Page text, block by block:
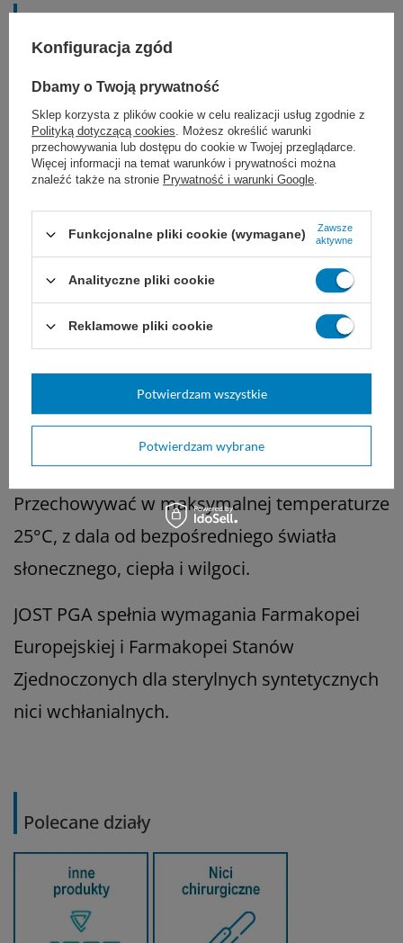
gdy potrzebne jest długie, długotrwałe
lub trwałe przybliżenie tkanek
w chirurgii sercowo-naczyniowej i
neurochirurgii
u pacjentów uczulonych na niektóre
składniki szwu
pacjenta, wielkości uszkodzonej tkanki i rany,
a także od wybranej techniki i doświadczenia
Przechowywać w maksymalnej temperaturze
25°C, z dala od bezpośredniego światła
słonecznego, ciepła i wilgoci.
JOST PGA spełnia wymagania Farmakopei
Europejskiej i Farmakopei Stanów
Zjednoczonych dla sterylnych syntetycznych
nici wchłanialnych.
Polecane działy
Konfiguracja zgód
Dbamy o Twoją prywatność
Sklep korzysta z plików cookie w celu realizacji usług zgodnie z
Polityką dotyczącą cookies. Możesz określić warunki
przechowywania lub dostępu do cookie w Twojej przeglądarce.
Więcej informacji na temat warunków i prywatności można
znaleźć także na stronie Prywatność i warunki Google.
Funkcjonalne pliki cookie (wymagane)
Zawsze
aktywne
Analityczne pliki cookie
Reklamowe pliki cookie
Potwierdzam wybrane
Potwierdzam wszystkie